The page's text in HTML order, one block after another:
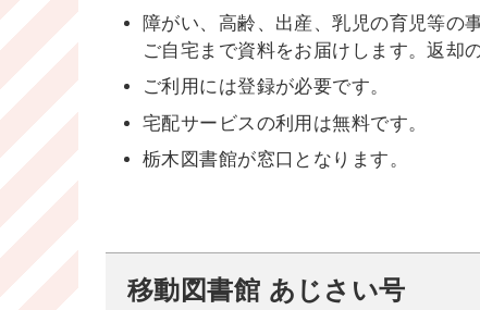
障がい、高齢、出産、乳児の育児等の
ご自宅まで資料をお届けします。返却
ご利用には登録が必要です。
宅配サービスの利用は無料です。
栃木図書館が窓口となります。
移動図書館 あじさい号